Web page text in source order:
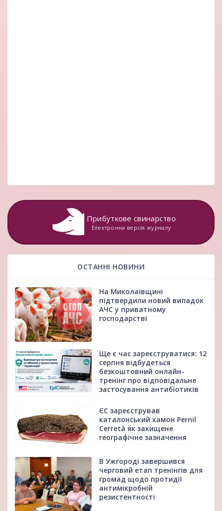
Прибуткове свинарство
Електронна версія журналу
ОСТАННІ НОВИНИ
На Миколаївщині
підтвердили новий випадок
АЧС у приватному
господарстві
Ще є час зареєструватися: 12
серпня відбудеться
безкоштовний онлайн-
тренінг про відповідальне
застосування антибіотиків
ЄС зареєстрував
каталонський хамон Pernil
Cerretà як захищене
географічне зазначення
В Ужгороді завершився
черговий етап тренінгів для
громад щодо протидії
антимікробній
резистентності